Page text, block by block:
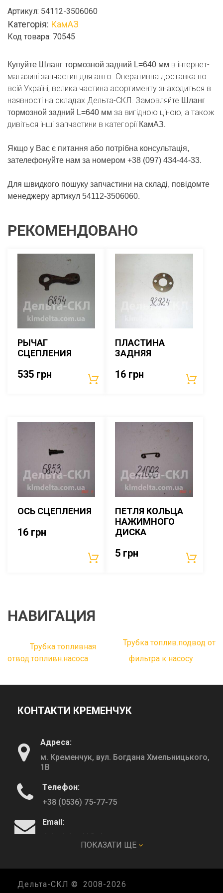
L=640
мм
кількість
Артикул: 54112-3506060
Категорія: КамАЗ
Код товара: 70545
Купуйте Шланг тормозной задний L=640 мм в інтернет-
магазині запчастин для авто. Оперативна доставка по
всій Україні, велика частина асортименту знаходиться в
наявності на складах Дельта-СКЛ. Замовляйте Шланг
тормозной задний L=640 мм за вигідною ціною, а також
дивіться інші запчастини в категоріїКамАЗ.
Якщо у Вас є питання або потрібна консультація,
зателефонуйте нам за номером +38 (097) 434-44-33.
Для швидкого пошуку запчастини на складі, повідомте
менеджеру артикул 54112-3506060.
РЕКОМЕНДОВАНО
РЫЧАГ
СЦЕПЛЕНИЯ
535 грн
ПЛАСТИНА
ЗАДНЯЯ
16 грн
ОСЬ СЦЕПЛЕНИЯ
16 грн
ПЕТЛЯ КОЛЬЦА
НАЖИМНОГО
ДИСКА
5 грн
НАВИГАЦИЯ
Трубка топливная
отвод.топливн.насоса
Трубка топлив.подвод от
фильтра к насосу
КОНТАКТИ КРЕМЕНЧУК
Адреса:
м. Кременчук, вул. Богдана Хмельницького,
1В
Телефон:
+38 (0536) 75-77-75
Email:
deltadeltaskl@ukr.net
КОНТАКТИ ПОЛТАВА
ПОКАЗАТИ ЩЕ
Дельта-СКЛ © 2008-2026